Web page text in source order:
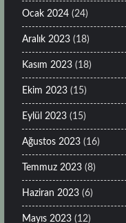
Ocak 2024(24)
Aralık 2023(18)
Kasım 2023(18)
Ekim 2023(15)
Eylül 2023(15)
Ağustos 2023(16)
Temmuz 2023(8)
Haziran 2023(6)
Mayıs 2023(12)